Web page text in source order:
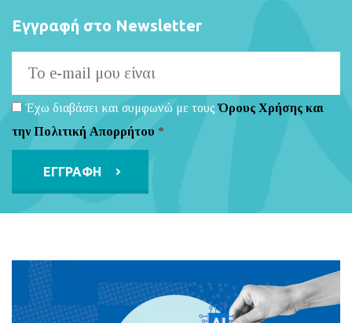
Εγγραφή στο Newsletter
Έχω διαβάσει και συμφωνώ με τουςΌρους Χρήσης και
την Πολιτική Απορρήτου *